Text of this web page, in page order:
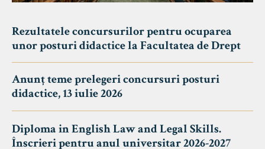
Rezultatele concursurilor pentru ocuparea
unor posturi didactice la Facultatea de Drept
Anunț teme prelegeri concursuri posturi
didactice, 13 iulie 2026
Diploma in English Law and Legal Skills.
Înscrieri pentru anul universitar 2026-2027